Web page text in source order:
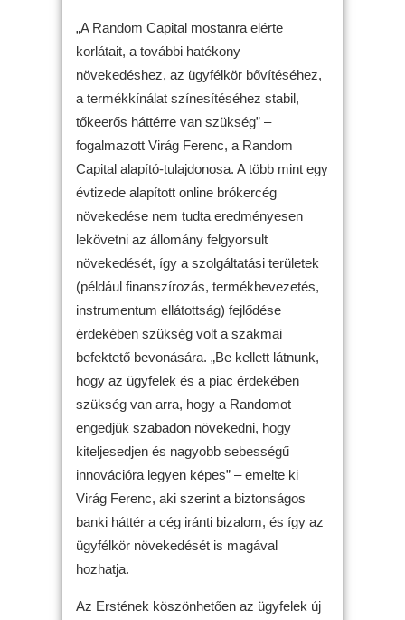
„A Random Capital mostanra elérte
korlátait, a további hatékony
növekedéshez, az ügyfélkör bővítéséhez,
a termékkínálat színesítéséhez stabil,
tőkeerős háttérre van szükség” –
fogalmazott Virág Ferenc, a Random
Capital alapító-tulajdonosa. A több mint egy
évtizede alapított online brókercég
növekedése nem tudta eredményesen
lekövetni az állomány felgyorsult
növekedését, így a szolgáltatási területek
(például finanszírozás, termékbevezetés,
instrumentum ellátottság) fejlődése
érdekében szükség volt a szakmai
befektető bevonására. „Be kellett látnunk,
hogy az ügyfelek és a piac érdekében
szükség van arra, hogy a Randomot
engedjük szabadon növekedni, hogy
kiteljesedjen és nagyobb sebességű
innovációra legyen képes” – emelte ki
Virág Ferenc, aki szerint a biztonságos
banki háttér a cég iránti bizalom, és így az
ügyfélkör növekedését is magával
hozhatja.
Az Erstének köszönhetően az ügyfelek új